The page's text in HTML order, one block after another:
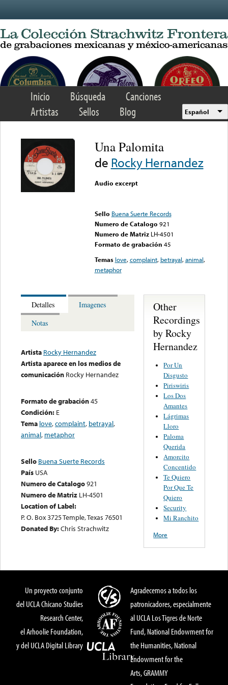
Inicio Búsqueda
Canciones
Artistas
Sellos Blog Español
Una Palomita
de Rocky Hernandez
Audio excerpt
Sello Buena Suerte Records
Numero de Catalogo 921
Numero de Matriz LH-4501
Formato de grabación 45
Temas love,complaint, betrayal,animal,
metaphor
Detalles
Imagenes
Notas
Artista Rocky Hernandez
Artista aparece en los medios de
comunicación Rocky Hernandez
Formato de grabación45
Condición: E
Tema love,complaint, betrayal,
animal, metaphor
Sello Buena Suerte Records
País USA
Numero de Catalogo921
Numero de Matriz LH-4501
Location of Label:
P. O. Box 3725 Temple, Texas 76501
Donated By:Chris Strachwitz
Other
Recordings
by Rocky
Hernandez
Por Un
Disgusto
Piriswiris
Los Dos
Amantes
Lágrimas
Lloro
Paloma
Querida
Amorcito
Concentido
Te Quiero
Por Que Te
Quiero
Security
Mi Ranchito
More
Un proyecto conjunto
del UCLA Chicano Studies
Research Center,
el Arhoolie Foundation,
y del UCLA Digital Library
Agradecemos a todos los
patronicadores, especialmente
al UCLA Los Tigres de Norte
Fund, National Endowment for
the Humanities, National
Endowment for the
Arts, GRAMMY